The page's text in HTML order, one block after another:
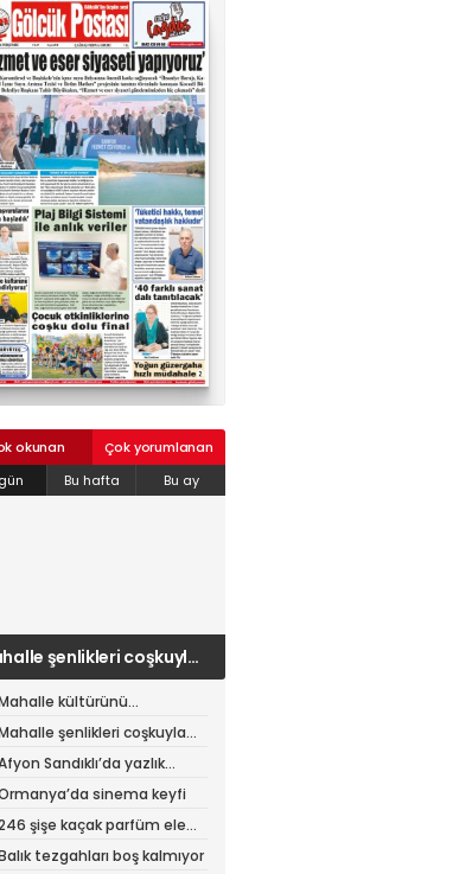
okunan
Çok yorumlanan
Bu hafta Bu ay
şenlikleri coşkuyla
kültürünü
şenlik
şenlikleri coşkuyla
sürüyorSandıklı’da yazlık
patates hasadısinema keyfi
şişe kaçak parfüm ele
tezgahları boş kalmıyor
02624132333
haber@golcukpostasi.com